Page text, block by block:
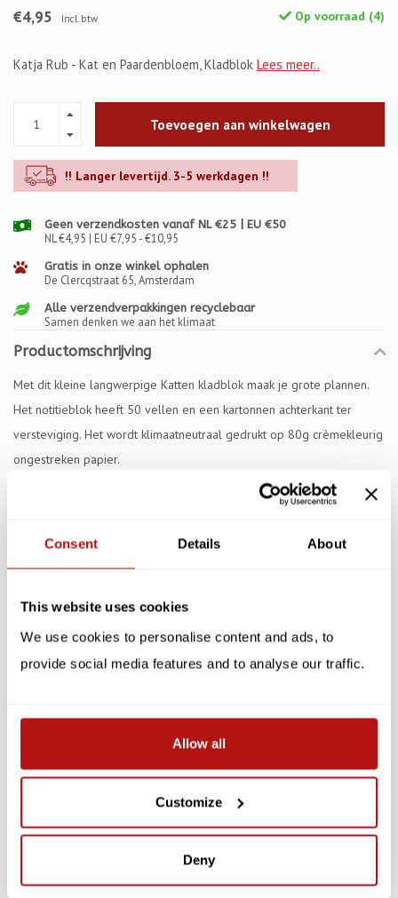
Consent Details About
This website uses cookies
We use cookies to personalise content and ads, to
provide social media features and to analyse our traffic.
Allow all
Customize
Deny
€4,95 Incl. btw Op voorraad (4)
Katja Rub - Kat en Paardenbloem, Kladblok Lees meer..
Toevoegen aan winkelwagen
!! Langer levertijd. 3-5 werkdagen !!
Geen verzendkosten vanaf NL €25 | EU €50
NL €4,95 | EU €7,95 - €10,95
Gratis in onze winkel ophalen
De Clercqstraat 65, Amsterdam
Alle verzendverpakkingen recyclebaar
Samen denken we aan het klimaat
Productomschrijving
Met dit kleine langwerpige Katten kladblok maak je grote plannen.
Het notitieblok heeft 50 vellen en een kartonnen achterkant ter
versteviging. Het wordt klimaatneutraal gedrukt op 80g crèmekleurig
ongestreken papier.
Reviews
Kladblok
€4,95
KATJA RUB
Katja Rub - Kat en Plant,
Kladblok
€4,95